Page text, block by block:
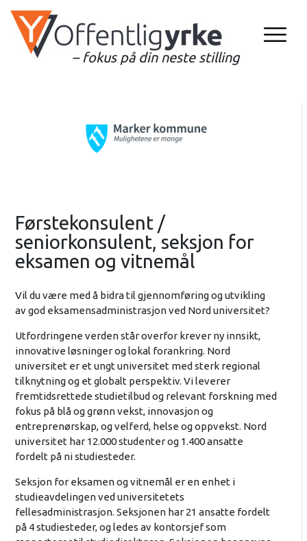
– fokus på din neste stilling
Førstekonsulent /
seniorkonsulent, seksjon for
eksamen og vitnemål
Vil du være med å bidra til gjennomføring og utvikling
av god eksamensadministrasjon ved Nord universitet?
Utfordringene verden står overfor krever ny innsikt,
innovative løsninger og lokal forankring. Nord
universitet er et ungt universitet med sterk regional
tilknytning og et globalt perspektiv. Vi leverer
fremtidsrettede studietilbud og relevant forskning med
fokus på blå og grønn vekst, innovasjon og
entreprenørskap, og velferd, helse og oppvekst. Nord
universitet har 12.000 studenter og 1.400 ansatte
fordelt på ni studiesteder.
Seksjon for eksamen og vitnemål er en enhet i
studieavdelingen ved universitetets
fellesadministrasjon. Seksjonen har 21 ansatte fordelt
på 4 studiesteder, og ledes av kontorsjef som